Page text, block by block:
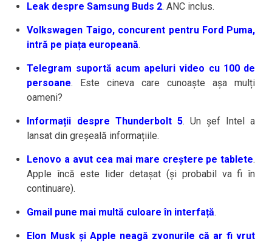
Leak despre Samsung Buds 2. ANC inclus.
Volkswagen Taigo, concurent pentru Ford Puma,
intră pe piața europeană.
Telegram suportă acum apeluri video cu 100 de
persoane. Este cineva care cunoaște așa mulți
oameni?
Informații despre Thunderbolt 5. Un șef Intel a
lansat din greșeală informațiile.
Lenovo a avut cea mai mare creștere pe tablete.
Apple încă este lider detașat (și probabil va fi în
continuare).
Gmail pune mai multă culoare în interfață.
Elon Musk și Apple neagă zvonurile că ar fi vrut